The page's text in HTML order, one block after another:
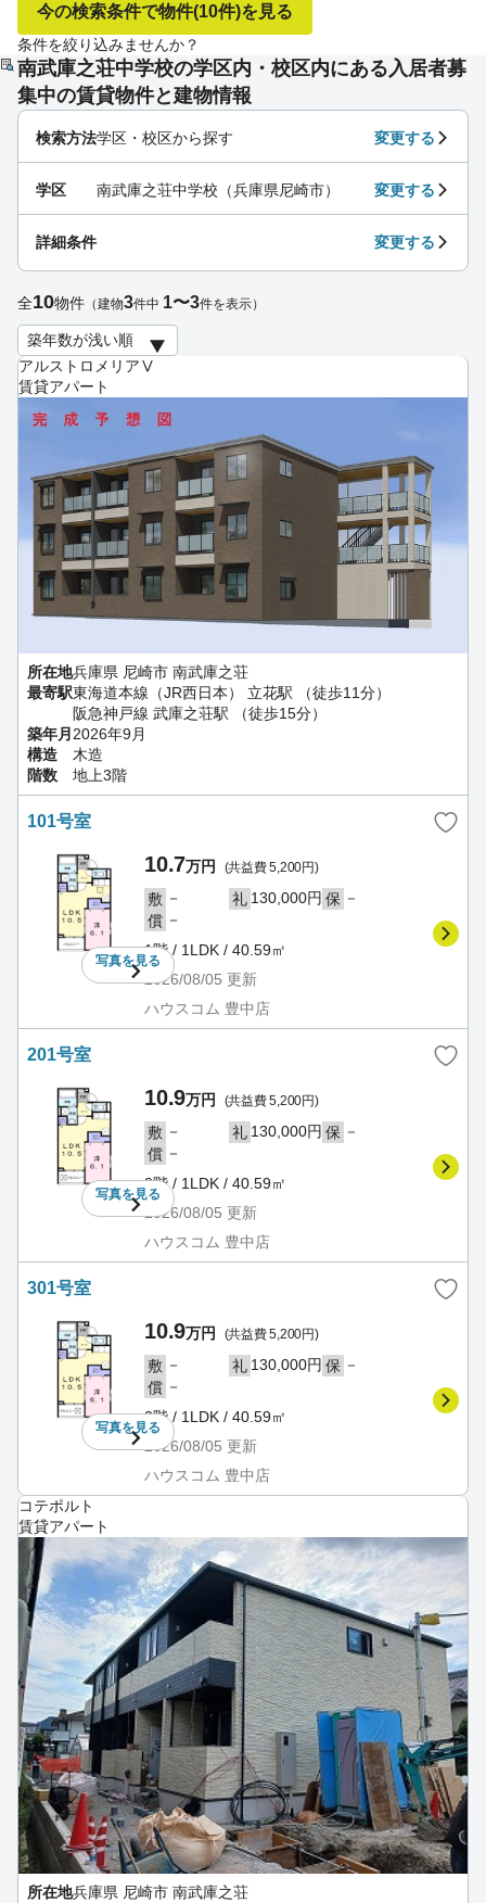
今の検索条件で物件(10件)を見る
条件を絞り込みませんか？
南武庫之荘中学校の学区内・校区内にある入居者募
集中の賃貸物件と建物情報
アルストロメリアⅤ
賃貸アパート
所在地兵庫県 尼崎市 南武庫之荘
最寄駅東海道本線（JR西日本） 立花駅 （徒歩11分）
阪急神戸線 武庫之荘駅 （徒歩15分）
築年月 2026年9月
構造
木造
階数
地上3階
101号室
写真を見る
10.7万円 (共益費 5,200円)
敷 － 礼 130,000円 保 －
償 －
1階 / 1LDK / 40.59㎡
2026/08/05 更新
ハウスコム 豊中店
201号室
写真を見る
10.9万円 (共益費 5,200円)
敷 － 礼 130,000円 保 －
償 －
2階 / 1LDK / 40.59㎡
2026/08/05 更新
ハウスコム 豊中店
301号室
写真を見る
10.9万円 (共益費 5,200円)
敷 － 礼 130,000円 保 －
償 －
3階 / 1LDK / 40.59㎡
2026/08/05 更新
ハウスコム 豊中店
コテポルト
賃貸アパート
所在地兵庫県 尼崎市 南武庫之荘
検索方法学区・校区から探す 変更する
学区 南武庫之荘中学校（兵庫県尼崎市） 変更する
詳細条件 変更する
全10物件 （建物3件中 1〜3件を表示）